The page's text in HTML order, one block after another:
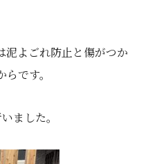
泥よごれ防止と傷がつか
です。
ました。